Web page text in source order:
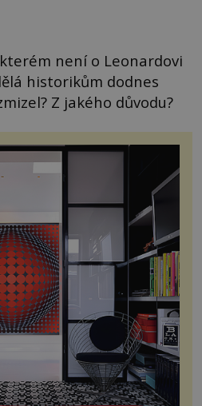
není o Leonardovi
historikům dodnes
Z jakého důvodu?